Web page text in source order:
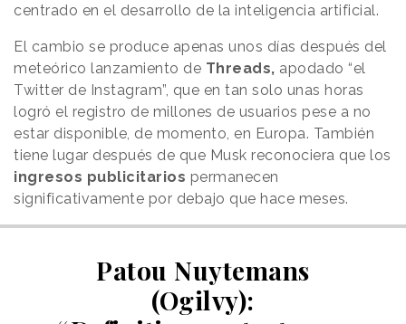
centrado en el desarrollo de la inteligencia artificial.
El cambio se produce apenas unos días después del
meteórico lanzamiento de Threads, apodado “el
Twitter de Instagram”, que en tan solo unas horas
logró el registro de millones de usuarios pese a no
estar disponible, de momento, en Europa. También
tiene lugar después de que Musk reconociera que los
ingresos publicitarios permanecen
significativamente por debajo que hace meses.
Patou Nuytemans
(Ogilvy):